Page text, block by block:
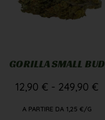
GORILLA SMALL BUD
12,90 € - 249,90 €
A PARTIRE DA 1,25 €/G